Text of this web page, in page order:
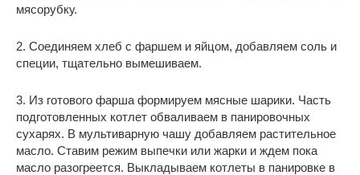
мясорубку.
2. Соединяем хлеб с фаршем и яйцом, добавляем соль и
специи, тщательно вымешиваем.
3. Из готового фарша формируем мясные шарики. Часть
подготовленных котлет обваливаем в панировочных
сухарях. В мультиварную чашу добавляем растительное
масло. Ставим режим выпечки или жарки и ждем пока
масло разогреется. Выкладываем котлеты в панировке в